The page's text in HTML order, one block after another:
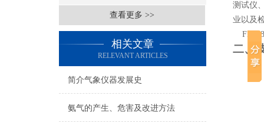
查看更多 >>
相关文章
RELEVANT ARTICLES
简介气象仪器发展史
氨气的产生、危害及改进方法
测试仪
业以及
二、